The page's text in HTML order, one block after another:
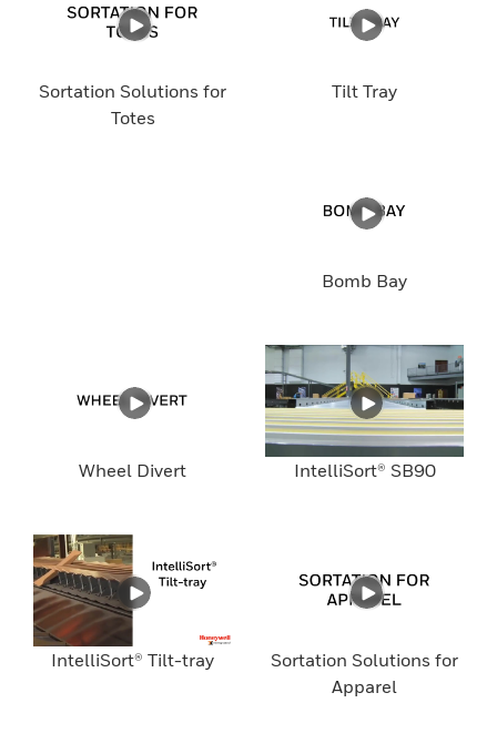
Sortation Solutions for
Totes
Tilt Tray
Bomb Bay
Wheel Divert IntelliSort® SB90
IntelliSort® Tilt-tray
Sortation Solutions for
Apparel